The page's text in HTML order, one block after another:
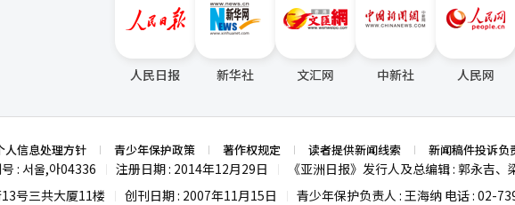
独立电影等体系也亟需完善。近来，众筹平台Wadiz、Tumblbug等成为普通观众参与电影制
岛“四·三事件”的电影《我的名字》通过大众筹资成功启动拍摄，显示出观众对优质内容的热
面临前所未有的寒冬，但危机中也孕育着转机。从影院的多业态转型、制片方的创新尝试，到
的积极参与，整个行业正在多管齐下寻找突破口。当下困境既是挑战，更是行业转型升级的契
人民日报 新华社 文汇网 中新社 人民网
人信息处理方针 青少年保护政策 著作权规定 读者提供新闻线索 新闻稿件投诉负
: 서울,아04336 注册日期 : 2014年12月29日 《亚洲日报》发行人及总编辑 : 郭永吉、
号三共大厦11楼
创刊日期 : 2007年11月15日 青少年保护负责人 : 王海纳 电话 : 02-